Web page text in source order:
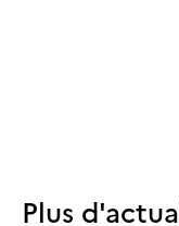
Plus